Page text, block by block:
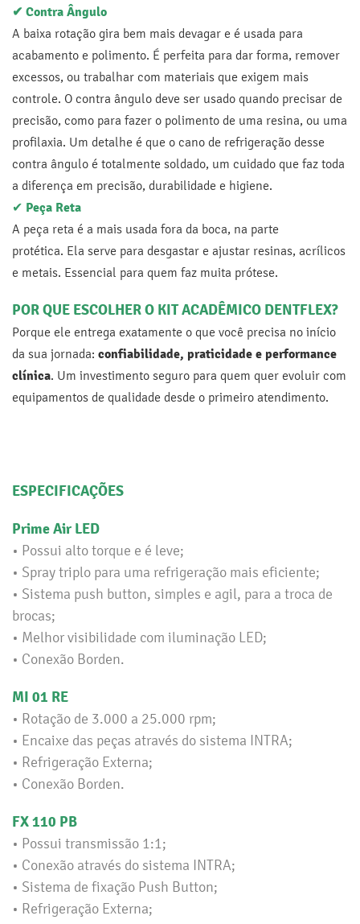
✔ Contra Ângulo
A baixa rotação gira bem mais devagar e é usada para
acabamento e polimento. É perfeita para dar forma, remover
excessos, ou trabalhar com materiais que exigem mais
controle. O contra ângulo deve ser usado quando precisar de
precisão, como para fazer o polimento de uma resina, ou uma
profilaxia. Um detalhe é que o cano de refrigeração desse
contra ângulo é totalmente soldado, um cuidado que faz toda
a diferença em precisão, durabilidade e higiene.
✔ Peça Reta
A peça reta é a mais usada fora da boca, na parte
protética. Ela serve para desgastar e ajustar resinas, acrílicos
e metais. Essencial para quem faz muita prótese.
POR QUE ESCOLHER O KIT ACADÊMICO DENTFLEX?
Porque ele entrega exatamente o que você precisa no início
da sua jornada: confiabilidade, praticidade e performance
clínica. Um investimento seguro para quem quer evoluir com
equipamentos de qualidade desde o primeiro atendimento.
ESPECIFICAÇÕES
Prime Air LED
• Possui alto torque e é leve;
• Spray triplo para uma refrigeração mais eficiente;
• Sistema push button, simples e agil, para a troca de
brocas;
• Melhor visibilidade com iluminação LED;
• Conexão Borden.
MI 01 RE
• Rotação de 3.000 a 25.000 rpm;
• Encaixe das peças através do sistema INTRA;
• Refrigeração Externa;
• Conexão Borden.
FX 110 PB
• Possui transmissão 1:1;
• Conexão através do sistema INTRA;
• Sistema de fixação Push Button;
• Refrigeração Externa;